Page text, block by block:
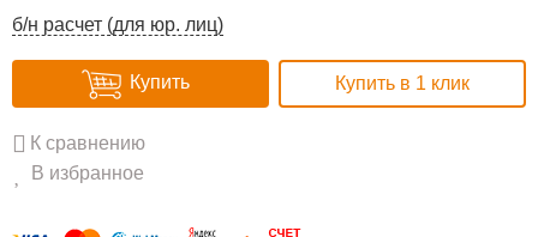
б/н расчет (для юр. лиц)
Купить Купить в 1 клик
К сравнению
В избранное